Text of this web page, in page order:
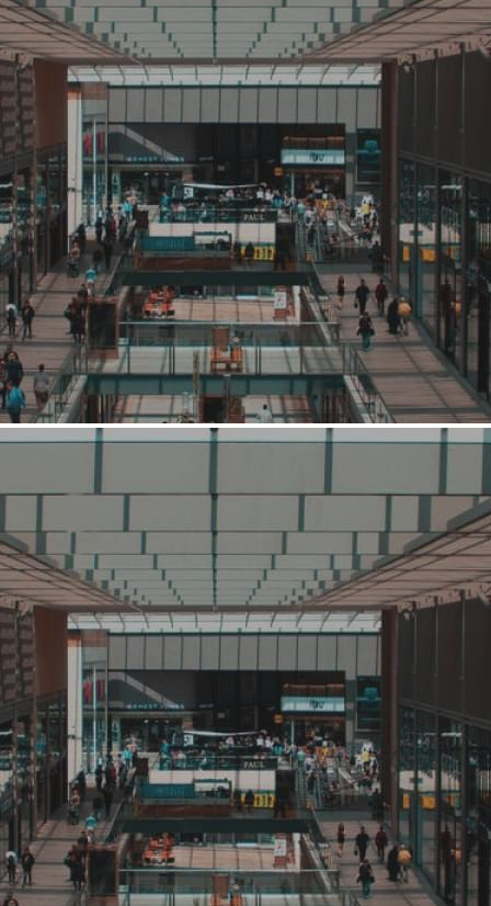
Средний
Связаться с ритейлером Узнать планы развития ритейлера
Петербурга. Компания создает вещи в стиле северного
европейского дизайна – функциональные, лаконичные, с
четкими простыми формами. Сейчас у бренда ARNY PRAHT
11 фирменных магазинов в Санкт-Петербурге,
Москве,Хабаровске, Челябинске, Донецке. Сумки ARNY
PRAHT представлены в 65 концептуальных шоу-румах по
всей стране. ARNY PRAHT принимает учас...
2844 (+2)
Навигация
О ритейлере
О компании
Информация о развитии ритейлера
Где представлена ТС
Контакты
О ритейлере ARNY PRAHT